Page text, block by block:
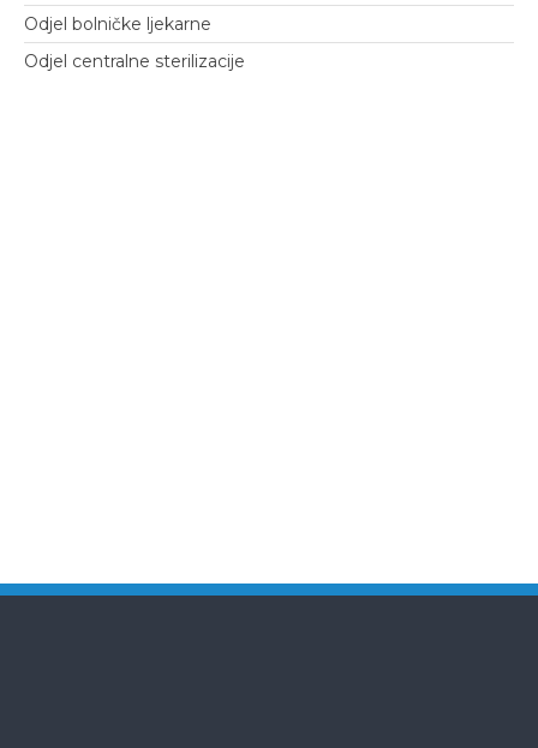
Odjel bolničke ljekarne
Odjel centralne sterilizacije